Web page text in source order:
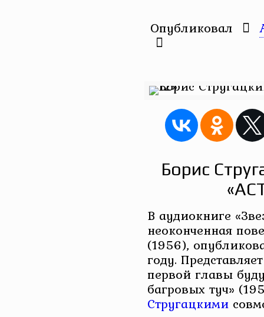
Опубликовал
Борис
В аудиокниге
неоконченная
(1956),
году.
первой главы
багровых туч»
Стругацкими